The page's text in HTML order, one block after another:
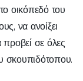
οικόπεδό του
να ανοίξει
σε όλες
σκουπιδότοπου.